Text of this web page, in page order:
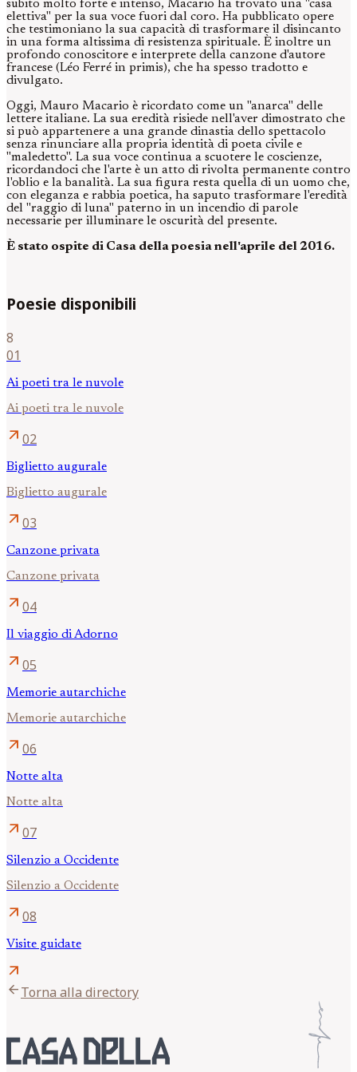
subito molto forte e intenso, Macario ha trovato una "casa
elettiva" per la sua voce fuori dal coro. Ha pubblicato opere
che testimoniano la sua capacità di trasformare il disincanto
in una forma altissima di resistenza spirituale. È inoltre un
profondo conoscitore e interprete della canzone d'autore
francese (Léo Ferré in primis), che ha spesso tradotto e
divulgato.
Oggi, Mauro Macario è ricordato come un "anarca" delle
lettere italiane. La sua eredità risiede nell'aver dimostrato che
si può appartenere a una grande dinastia dello spettacolo
senza rinunciare alla propria identità di poeta civile e
"maledetto". La sua voce continua a scuotere le coscienze,
ricordandoci che l'arte è un atto di rivolta permanente contro
l'oblio e la banalità. La sua figura resta quella di un uomo che,
con eleganza e rabbia poetica, ha saputo trasformare l'eredità
del "raggio di luna" paterno in un incendio di parole
necessarie per illuminare le oscurità del presente.
È stato ospite di Casa della poesia nell'aprile del 2016.
Poesie disponibili
8
01
Ai poeti tra le nuvole
Ai poeti tra le nuvole
arrow_outward 02
Biglietto augurale
Biglietto augurale
arrow_outward 03
Canzone privata
Canzone privata
arrow_outward 04
Il viaggio di Adorno
arrow_outward 05
Memorie autarchiche
Memorie autarchiche
arrow_outward 06
Notte alta
Notte alta
arrow_outward 07
Silenzio a Occidente
Silenzio a Occidente
arrow_outward 08
Visite guidate
arrow_outward
arrow_backTorna alla directory